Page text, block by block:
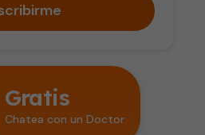
Gratis
Chatea con un Doctor